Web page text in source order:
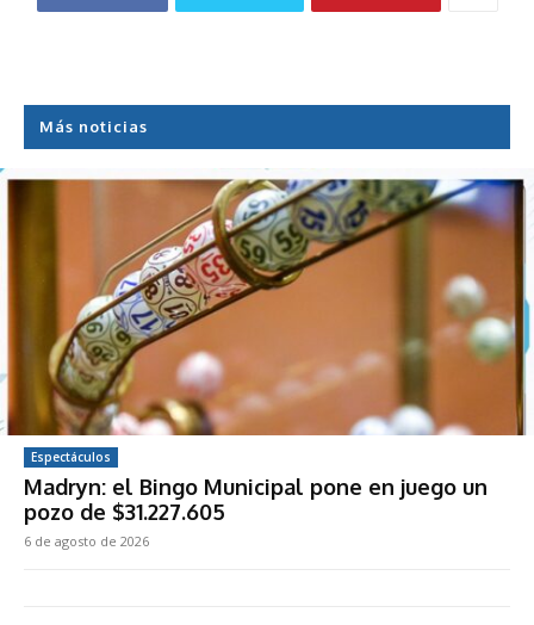
Más noticias
Espectáculos
Madryn: el Bingo Municipal pone en juego un
pozo de $31.227.605
6 de agosto de 2026